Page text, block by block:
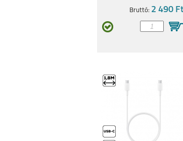
Bruttó: 2 490 Ft